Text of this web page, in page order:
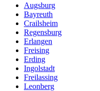
Augsburg
Bayreuth
Crailsheim
Regensburg
Erlangen
Freising
Erding
Ingolstadt
Freilassing
Leonberg